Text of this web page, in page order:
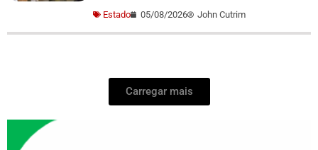
Estado 05/08/2026 John Cutrim
Carregar mais